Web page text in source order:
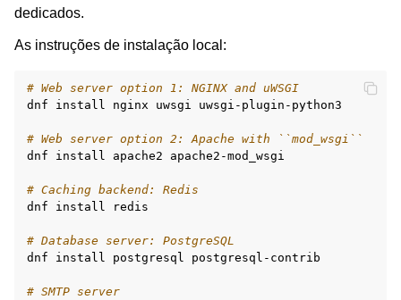
dedicados.
As instruções de instalação local:
# Web server option 1: NGINX and uWSGI
dnf
install nginx uwsgi uwsgi-plugin-python3
# Web server option 2: Apache with ``mod_wsgi``
dnf
install apache2 apache2-mod_wsgi
# Caching backend: Redis
dnf
install redis
# Database server: PostgreSQL
dnf
install postgresql postgresql-contrib
# SMTP server